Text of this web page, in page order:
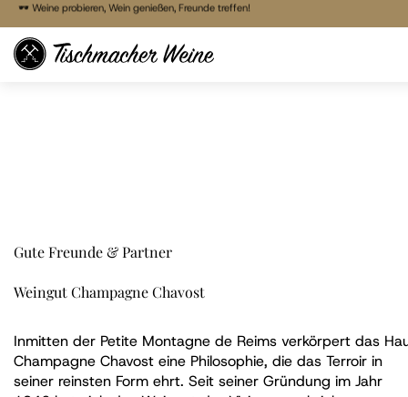
🍷 Freitags Vinothek von 17:00 - 22:00 Uhr
🕶 Weine probieren, Wein genießen, Freunde treffen!
🚚 Bestellen & liefern lassen
🏠 Reservieren & Abholen
🕶 Weine probieren, Wein genießen, Freunde treffen!
Direkt
zum
Inhalt
Gute Freunde & Partner
Weingut Champagne Chavost
Inmitten der Petite Montagne de Reims verkörpert das
Champagne Chavost eine Philosophie, die das Terroir in
seiner reinsten Form ehrt. Seit seiner Gründung im Jahr